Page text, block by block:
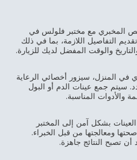
المخبري مع مختبر فلولس في
التفاصيل اللازمة، بما في ذلك
والوقت المفضل لديك للزيارة.
في المنزل، سيزور أخصائي الرعاية
سيتم جمع عينات الدم أو البول
والأدوات المناسبة.
بشكل آمن إلى المختبر
ومعالجتها من قبل الخبراء.
تصبح النتائج جاهزة.